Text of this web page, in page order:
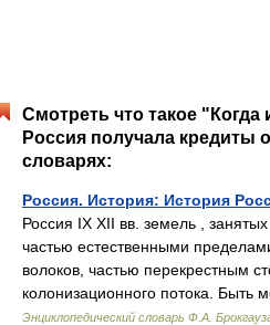
Смотреть что такое "Когда
Россия получала кредиты
словарях:
Россия. История: История
Россия IX XII вв. земель ,
частью естественными
волоков, частью перекрестным
колонизационного потока.
Энциклопедический словарь Ф.А.